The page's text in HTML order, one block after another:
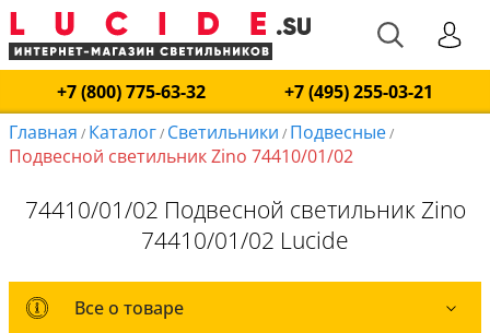
+7 (800) 775-63-32
+7 (495) 255-03-21
Главная / Каталог/ Светильники / Подвесные/
Подвесной светильник Zino 74410/01/02
74410/01/02 Подвесной светильник Zino
74410/01/02 Lucide
Все о товаре